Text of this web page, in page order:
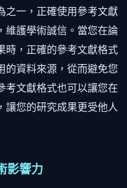
之一，正確使用參考文獻
維護學術誠信。當您在論
時，正確的參考文獻格式
的資料來源，從而避免您
考文獻格式也可以讓您在
讓您的研究成果更受他人
影響力